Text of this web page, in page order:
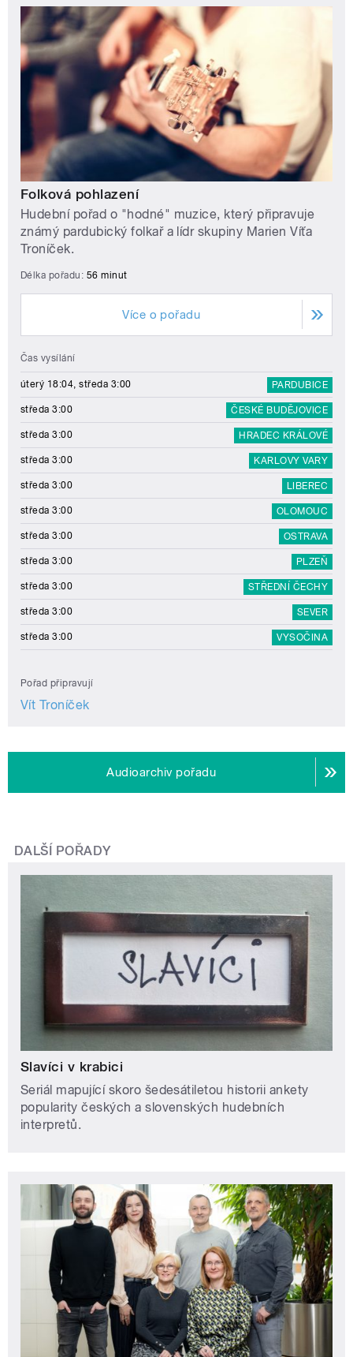
Folková pohlazení
Hudební pořad o "hodné" muzice, který připravuje
známý pardubický folkař a lídr skupiny Marien Víťa
Troníček.
Délka pořadu: 56 minut
Více o pořadu
Čas vysílání
úterý 18:04, středa 3:00 PARDUBICE
středa 3:00 ČESKÉ BUDĚJOVICE
středa 3:00 HRADEC KRÁLOVÉ
středa 3:00 KARLOVY VARY
středa 3:00 LIBEREC
středa 3:00 OLOMOUC
středa 3:00 OSTRAVA
středa 3:00 PLZEŇ
středa 3:00 STŘEDNÍ ČECHY
středa 3:00 SEVER
středa 3:00 VYSOČINA
Pořad připravují
Vít Troníček
Audioarchiv pořadu
DALŠÍ POŘADY
Slavíci v krabici
Seriál mapující skoro šedesátiletou historii ankety
popularity českých a slovenských hudebních
interpretů.